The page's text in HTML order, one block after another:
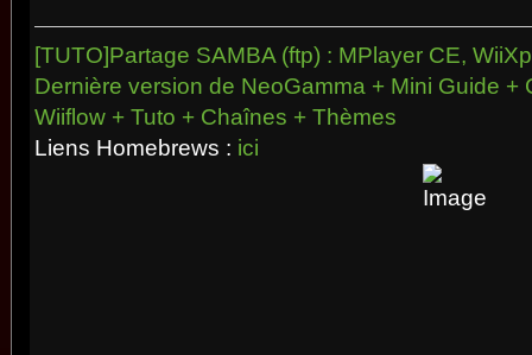
[TUTO]Partage SAMBA (ftp) : MPlayer CE,
Dernière version de NeoGamma + Mini Guide +
Wiiflow + Tuto + Chaînes + Thèmes
Liens Homebrews : ici